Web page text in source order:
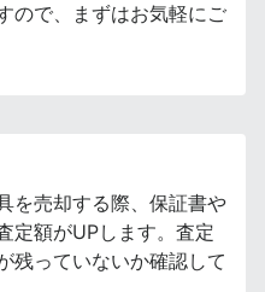
ので、まずはお気軽にご
を売却する際、保証書や
定額がUPします。査定
残っていないか確認して